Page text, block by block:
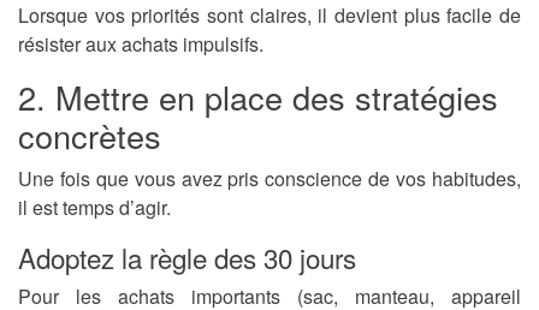
Lorsque vos priorités sont claires, il devient plus facile de
résister aux achats impulsifs.
2. Mettre en place des stratégies
concrètes
Une fois que vous avez pris conscience de vos habitudes,
il est temps d’agir.
Adoptez la règle des 30 jours
Pour les achats importants (sac, manteau, appareil